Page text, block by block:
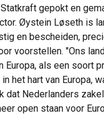
gepokt en
Øystein Løseth is
en bescheiden,
voorstellen. "Ons
Europa, als een soort
het hart van Europa,
dat Nederlanders
open staan voor